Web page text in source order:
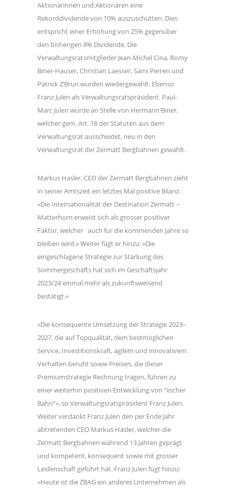
Aktionärinnen und Aktionären eine
Rekorddividende von 10% auszuschütten. Dies
entspricht einer Erhöhung von 25% gegenüber
den bisherigen 8% Dividende. Die
Verwaltungsratsmitglieder Jean-Michel Cina, Romy
Biner-Hauser, Christian Laesser, Sämi Perren und
Patrick Z’Brun wurden wiedergewählt. Ebenso
Franz Julen als Verwaltungsratspräsident. Paul-
Marc Julen wurde an Stelle von Hermann Biner,
welcher gem. Art. 18 der Statuten aus dem
Verwaltungsrat ausscheidet, neu in den
Verwaltungsrat der Zermatt Bergbahnen gewählt.
Markus Hasler, CEO der Zermatt Bergbahnen zieht
in seiner Amtszeit ein letztes Mal positive Bilanz:
«Die Internationalität der Destination Zermatt –
Matterhorn erweist sich als grosser positiver
Faktor, welcher auch für die kommenden Jahre so
bleiben wird.» Weiter fügt er hinzu: «Die
eingeschlagene Strategie zur Stärkung des
Sommergeschäfts hat sich im Geschäftsjahr
2023/24 einmal mehr als zukunftsweisend
bestätigt.»
«Die konsequente Umsetzung der Strategie 2023–
2027, die auf Topqualität, dem bestmöglichen
Service, Investitionskraft, agilem und innovativem
Verhalten beruht sowie Preisen, die dieser
Premiumstrategie Rechnung tragen, führen zu
einer weiterhin positiven Entwicklung von “iischer
Bahn“», so Verwaltungsratspräsident Franz Julen.
Weiter verdankt Franz Julen den per Ende Jahr
abtretenden CEO Markus Hasler, welcher die
Zermatt Bergbahnen während 13 Jahren geprägt
und kompetent, konsequent sowie mit grosser
Leidenschaft geführt hat. Franz Julen fügt hinzu:
«Heute ist die ZBAG ein anderes Unternehmen als